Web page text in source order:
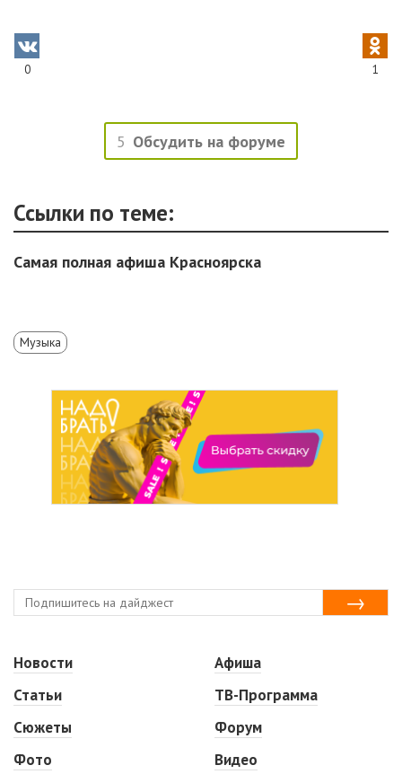
0 1
5 Обсудить на форуме
Ссылки по теме:
Самая полная афиша Красноярска
Музыка
Новости
Статьи
Сюжеты
Фото
Афиша
ТВ-Программа
Форум
Видео